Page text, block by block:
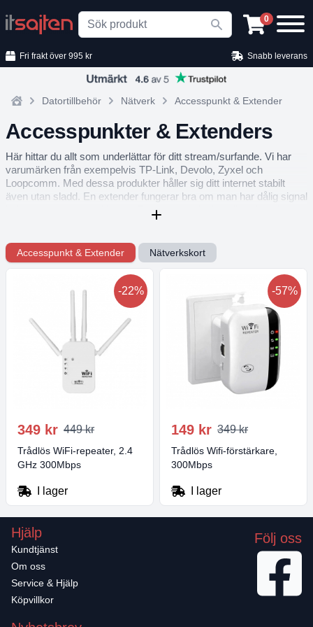
Search 0
Fri frakt över 995 kr Snabb leverans
Datortillbehör Nätverk Accesspunkt & Extender
Accesspunkter & Extenders
Här hittar du allt som underlättar för ditt stream/surfande. Vi har
varumärken från exempelvis TP-Link, Devolo, Zyxel och
Loopcomm. Med dessa produkter håller sig ditt internet stabilt
även utan sladd. En extender fungerar bra om man har dålig signal
i vissa utav rummen i huset. Extenders är lättinstallerade och man
kan simpelt flytta runt dem i olika rum.
Accesspunkt & Extender Nätverkskort
-22%
349 kr 449 kr
Trådlös WiFi-repeater, 2.4
GHz 300Mbps
I lager
-57%
149 kr 349 kr
Trådlös Wifi-förstärkare,
300Mbps
I lager
Hjälp
Kundtjänst
Om oss
Service & Hjälp
Köpvillkor
Följ oss